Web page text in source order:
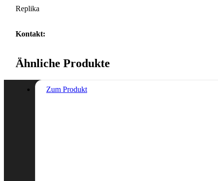
Replika
Kontakt:
Ähnliche Produkte
Zum Produkt